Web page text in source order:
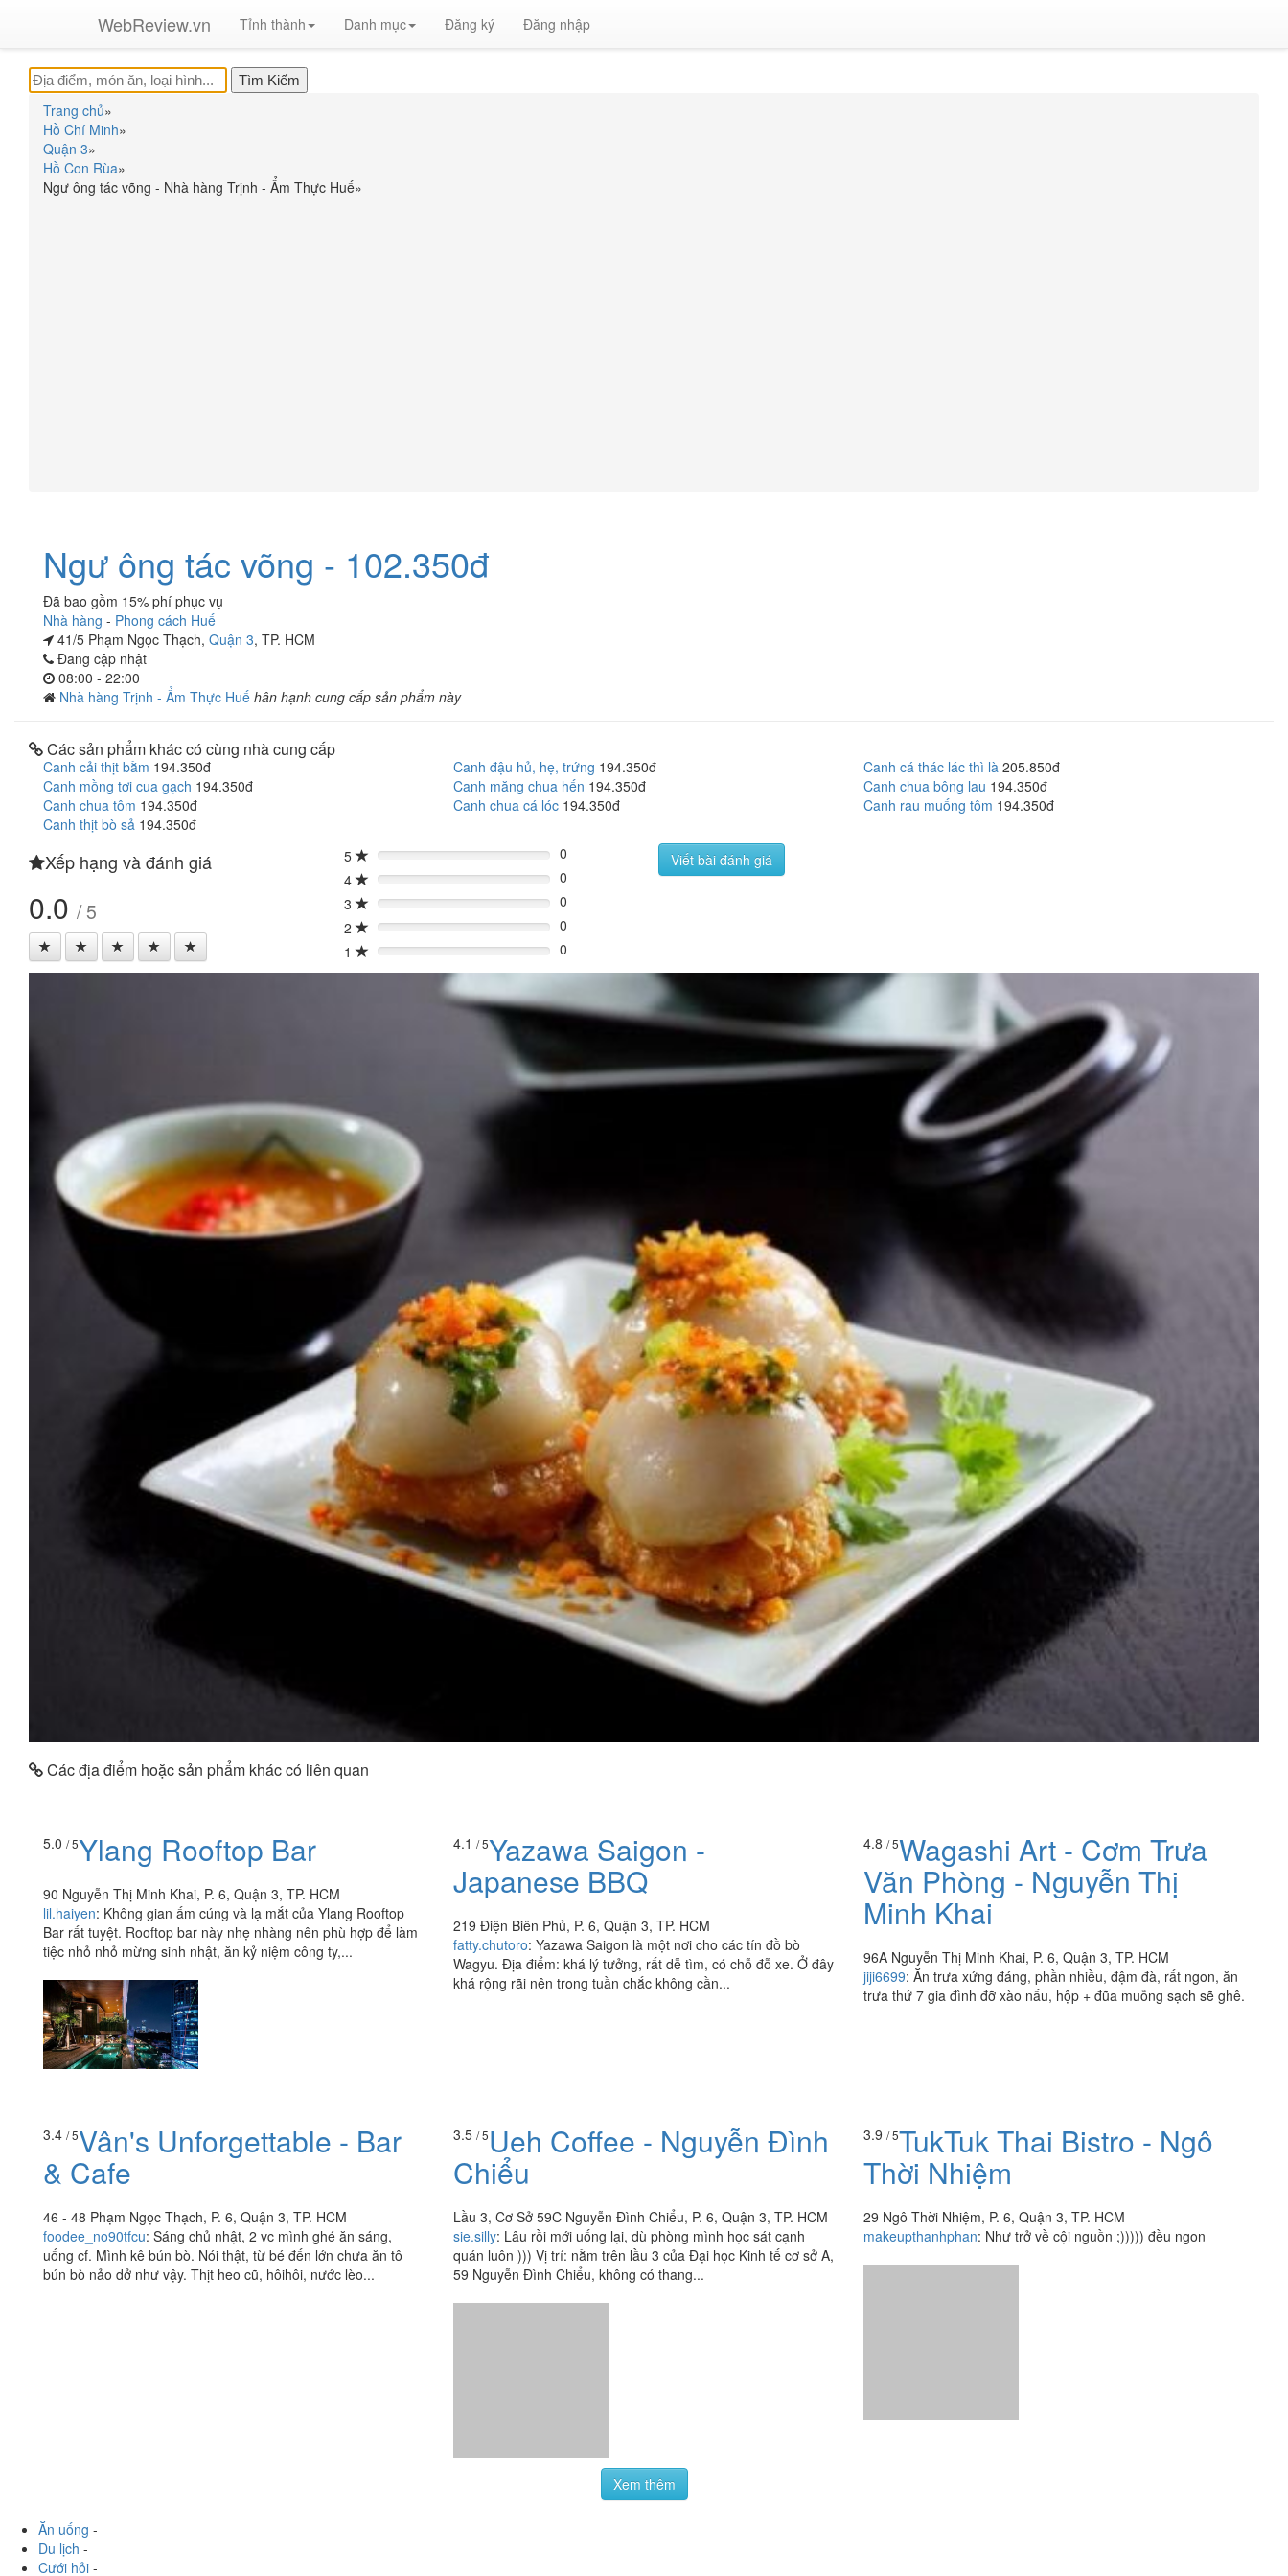
WebReview.vn Tỉnh thành Danh mục Đăng ký Đăng nhập
Trang chủ»
Hồ Chí Minh»
Quận 3»
Hồ Con Rùa»
Ngư ông tác võng - Nhà hàng Trịnh - Ẩm Thực Huế»
Ngư ông tác võng - 102.350đ
Đã bao gồm 15% phí phục vụ
Nhà hàng - Phong cách Huế
41/5 Phạm Ngọc Thạch, Quận 3, TP. HCM
Đang cập nhật
08:00 - 22:00
Nhà hàng Trịnh - Ẩm Thực Huế hân hạnh cung cấp sản phẩm này
Các sản phẩm khác có cùng nhà cung cấp
Canh cải thịt bằm 194.350đ Canh đậu hủ, hẹ, trứng 194.350đ Canh cá thác lác thì là 205.850đ
Canh mồng tơi cua gạch 194.350đ Canh măng chua hến 194.350đ Canh chua bông lau 194.350đ
Canh chua tôm 194.350đ Canh chua cá lóc 194.350đ Canh rau muống tôm 194.350đ
Canh thịt bò sả 194.350đ
Xếp hạng và đánh giá
0.0 / 5
5 0%
0
4
0%
0
3
0%
0
2
0%
0
1
0% 0
Viết bài đánh giá
Các địa điểm hoặc sản phẩm khác có liên quan
5.0 / 5Ylang Rooftop Bar
90 Nguyễn Thị Minh Khai, P. 6, Quận 3, TP. HCM
lil.haiyen: Không gian ấm cúng và lạ mắt của Ylang Rooftop
Bar rất tuyệt. Rooftop bar này nhẹ nhàng nên phù hợp để làm
tiệc nhỏ nhỏ mừng sinh nhật, ăn kỷ niệm công ty,...
4.1 / 5Yazawa Saigon -
Japanese BBQ
219 Điện Biên Phủ, P. 6, Quận 3, TP. HCM
fatty.chutoro: Yazawa Saigon là một nơi cho các tín đồ bò
Wagyu. Địa điểm: khá lý tưởng, rất dễ tìm, có chỗ đỗ xe. Ở đây
khá rộng rãi nên trong tuần chắc không cần...
4.8 / 5Wagashi Art - Cơm Trưa
Văn Phòng - Nguyễn Thị
Minh Khai
96A Nguyễn Thị Minh Khai, P. 6, Quận 3, TP. HCM
jiji6699: Ăn trưa xứng đáng, phần nhiều, đậm đà, rất ngon, ăn
trưa thứ 7 gia đình đỡ xào nấu, hộp + đũa muỗng sạch sẽ ghê.
3.4 / 5Vân's Unforgettable - Bar
& Cafe
46 - 48 Phạm Ngọc Thạch, P. 6, Quận 3, TP. HCM
foodee_no90tfcu:Sáng chủ nhật, 2 vc mình ghé ăn sáng,
3.5 / 5Ueh Coffee - Nguyễn Đình
Chiểu
Lầu 3, Cơ Sở 59C Nguyễn Đình Chiểu, P. 6, Quận 3, TP. HCM
sie.silly:Lâu rồi mới uống lại, dù phòng mình học sát cạnh
3.9/ 5TukTuk Thai Bistro - Ngô
Thời Nhiệm
Mua sắm
Giáo dục -
Dịch vụ